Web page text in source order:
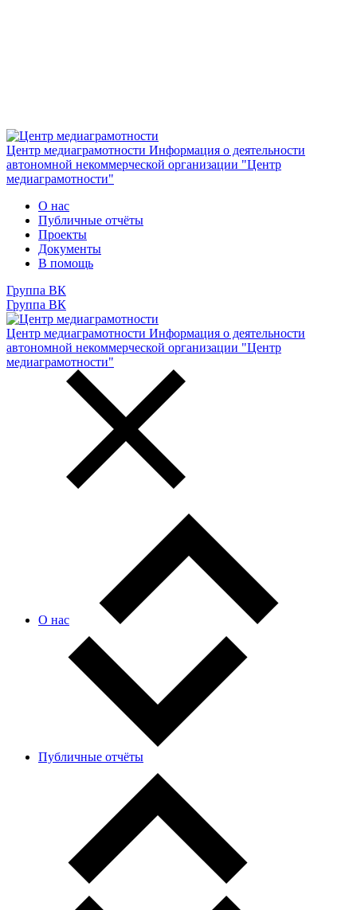
Центр медиаграмотности Информация о деятельности
автономной некоммерческой организации "Центр
медиаграмотности"
О нас
Публичные отчёты
Проекты
Документы
В помощь
Группа ВК
Группа ВК
Центр медиаграмотности Информация о деятельности
автономной некоммерческой организации "Центр
медиаграмотности"
О нас
Публичные отчёты